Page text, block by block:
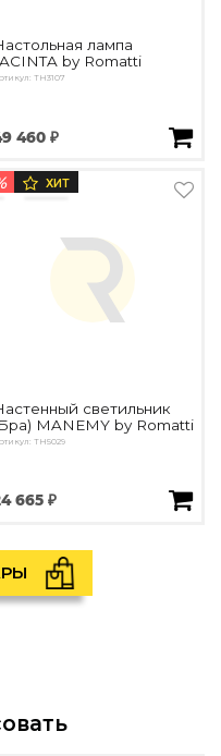
лампа
by Romatti
ТН3107
460 ₽
ХИТ
светильник
MANEMY by Romatti
TH5029
665 ₽